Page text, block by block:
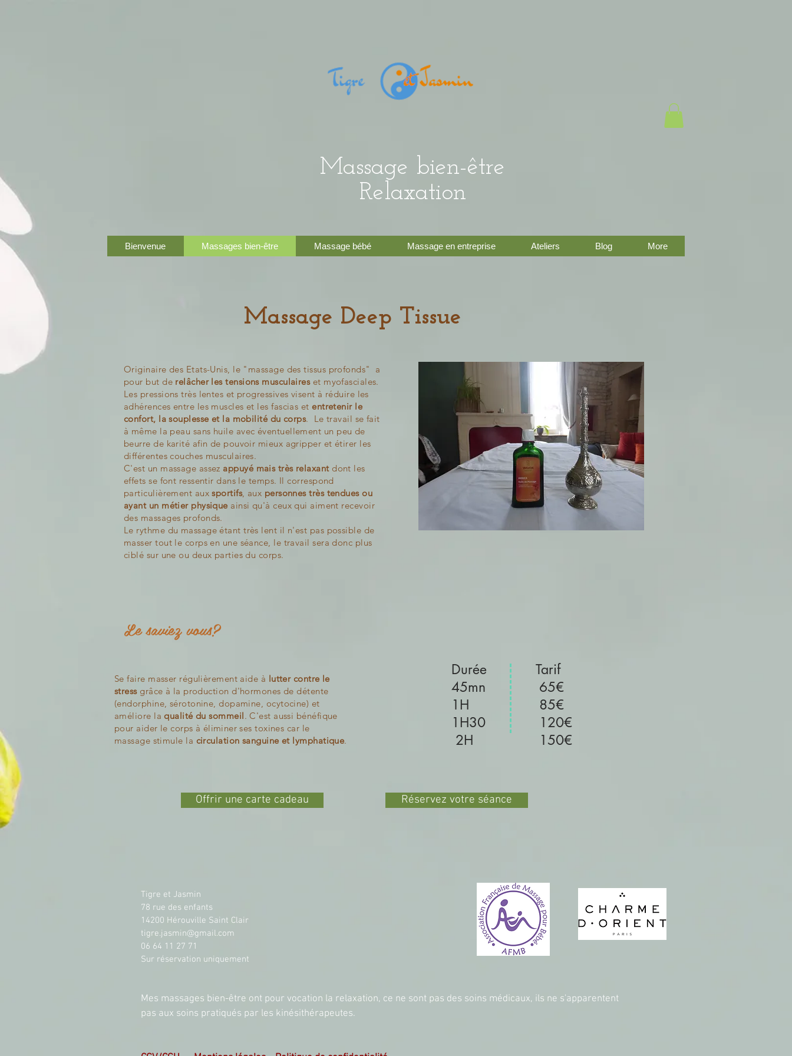
Massage bien-être
Relaxation
Bienvenue Massages bien-être Massage bébé Massage en entreprise Ateliers Blog More
Massage Deep Tissue
Originaire des Etats-Unis, le "massage des tissus profonds" a
pour but de relâcher les tensions musculaireset myofasciales.
Les pressions très lentes et progressives visent à réduire les
adhérences entre les muscles et les fascias etentretenir le
confort, la souplesse et la mobilité du corps. Le travail se fait
à même la peau sans huile avec éventuellement un peu de
beurre de karité afin de pouvoir mieux agripper et étirer les
différentes couches musculaires.
C'est un massage assez appuyé mais très relaxantdont les
effets se font ressentir dans le temps. Il correspond
particulièrement auxsportifs, aux personnes très tendues ou
ayant un métier physique ainsi qu'à ceux qui aiment recevoir
des massages profonds.
Le rythme du massage étant très lent il n'est pas possible de
masser tout le corps en une séance, le travail sera donc plus
ciblé sur une ou deux parties du corps.
Le saviez vous?
Se faire masser régulièrement aide à lutter contre le
stressgrâce à la production d'hormones de détente
(endorphine, sérotonine, dopamine, ocytocine) et
améliore la qualité du sommeil. C'est aussi bénéfique
pour aider le corps à éliminer ses toxines car le
massage stimule la circulation sanguine et lymphatique.
Durée Tarif
45mn 65€
1H 85€
1H30 120€
2H 150€
Offrir une carte cadeau Réservez votre séance
Tigre et Jasmin
78 rue des enfants
14200 Hérouville Saint Clair
tigre.jasmin@gmail.com
06 64 11 27 71
Sur réservation uniquement
Mes massages bien-être ont pour vocation la relaxation, ce ne sont pas des soins médicaux, ils ne s'apparentent
pas aux soins pratiqués par les kinésithérapeutes.